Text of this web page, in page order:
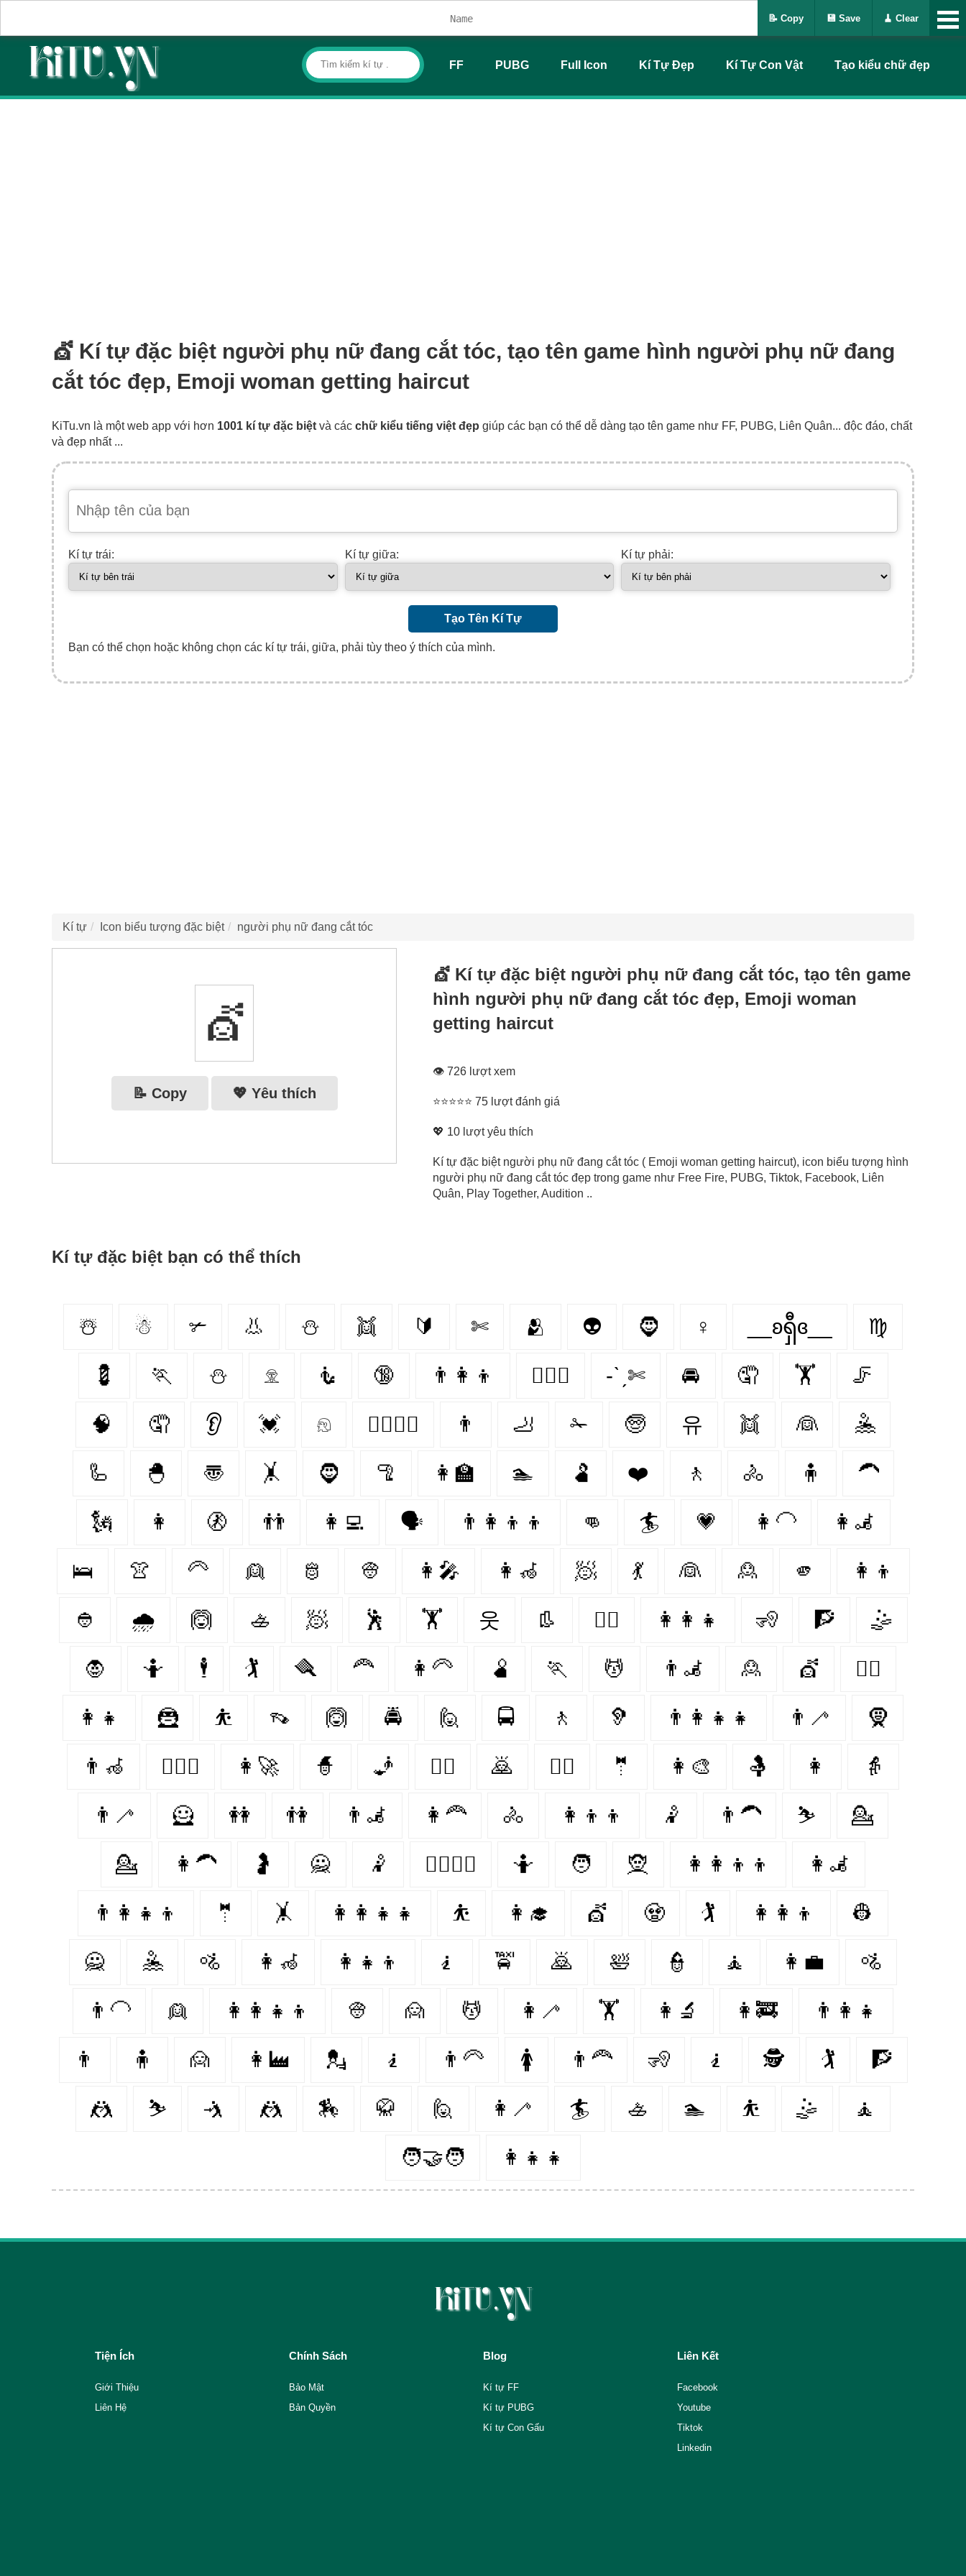
FF PUBG Full Icon Kí Tự Đẹp Kí Tự Con Vật Tạo kiểu chữ đẹp
💇‍ Kí tự đặc biệt người phụ nữ đang cắt tóc, tạo tên game hình người phụ nữ đang
cắt tóc đẹp, Emoji woman getting haircut
KiTu.vn là một web app với hơn 1001 kí tự đặc biệt và các chữ kiểu tiếng việt đẹp giúp các bạn có thể dễ dàng tạo tên game như FF, PUBG, Liên Quân... độc đáo, chất
và đẹp nhất ...
Kí tự trái: Kí tự giữa: Kí tự phải:
Tạo Tên Kí Tự
Bạn có thể chọn hoặc không chọn các kí tự trái, giữa, phải tùy theo ý thích của mình.
Kí tự Icon biểu tượng đặc biệt người phụ nữ đang cắt tóc
💇‍
📝 Copy 💖 Yêu thích
💇‍ Kí tự đặc biệt người phụ nữ đang cắt tóc, tạo tên game
hình người phụ nữ đang cắt tóc đẹp, Emoji woman
getting haircut
👁 726 lượt xem
⭐⭐⭐⭐⭐ 75 lượt đánh giá
💖 10 lượt yêu thích
Kí tự đặc biệt người phụ nữ đang cắt tóc ( Emoji woman getting haircut), icon biểu tượng hình
người phụ nữ đang cắt tóc đẹp trong game như Free Fire, PUBG, Tiktok, Facebook, Liên
Quân, Play Together, Audition ..
Kí tự đặc biệt bạn có thể thích
☃️ ☃ ✃ 👃 ⛄️ 👯‍ 🔰 ✄ 🫂 👽 🧔 ♀ __ʚရှီɞ__ ♍
💈 🏃 ⛄ 𓁷 🧜 🔞 👨‍👩‍👦 👩‍❤️‍👨 -ˋˏ✄ 🚘 🤦‍ 🏋️‍ 🦵
🧠 🤦 👂 💓 𓁶 👩‍❤️‍💋‍👩 👨 🦶 ✁ 🧓 유 👯 👰 🤽
🦾 🐣 〠 🤸 🧔‍ 🦿 👩‍🏫 🏊 🫃 ❤️‍ 🚶 🚴 🧍 🦱
🗽 👩 🚷 👬 👩‍💻 🗣️ 👨‍👩‍👦‍👦 👊 🏄 💗 👩‍🦲 👩‍🦼‍
🛌 👚 🦳 👱 🫅 👳 👩‍🎤 👩‍🦽‍ 🧖‍ 💃 👰‍ 🙎‍ 🫵 👩‍👦
👲 🌧 🙆 🚣 🧖 🕺 🏋 웃 👢 👩‍⚕️ 👩‍👩‍👧 🧏 🧗 🤹
🧛‍ 🤷 🕴 🏌 🪮 🦰 👩‍🦳 🫄 🏃‍ 💆 👨‍🦼‍️ 🙎 💇‍ 🐕‍🦺
👩‍👧 🦹‍ ⛹ 👡 🙆‍ 🚔 🙋 🚍 🚶‍ 🦻 👨‍👩‍👧‍👧 👨‍🦯 🧕
👨‍🦽 👩‍❤️‍👩 👩‍🚀 🧙‍ 🧞‍ 👩‍⚖️ 🙇 👩‍✈️ 🤵‍ 👩‍🎨 🤱 👩‍ 👵
👨‍🦯‍ 🦸‍ 👭 👫 👨‍🦼 👩‍🦰 🚴‍ 👩‍👦‍👦 🤾 👨‍🦱 ⛷️ 💁
💁‍ 👩‍🦱 🤰 🙅 🤾‍ 👩‍❤️‍💋‍👨 🤷‍ 🧑‍ 🧝‍ 👩‍👩‍👦‍👦 👩‍🦼
👨‍👩‍👧‍👦 🤵 🤸‍ 👩‍👩‍👧‍👧 ⛹️ 👩‍🎓 💇 🧟‍ 🏌️‍ 👩‍👩‍👦 👷‍
🙅‍ 🤽‍ 🚵 👩‍🦽 👩‍👧‍👦 🧎 🚖 🙇‍ 🛀 👮‍ 🧘 👩‍💼 🚵‍
👨‍🦲 👱‍ 👩‍👩‍👧‍👦 👳‍ 🙍‍ 💆‍ 👩‍🦯 🏋️ 👩‍🔬 👩‍🚒 👨‍👩‍👧
👨‍ 🧍‍ 🙍 👩‍🏭 💂‍ 🧎‍ 👨‍🦳 🚺 👨‍🦰 🧏‍ 🧎‍️ 🕵️‍️ 🏌️ 🧗‍
🤼‍ ⛷ 🤺 🤼 🏇 🥋 🙋‍ 👩‍🦯️ 🏄‍ 🚣‍ 🏊‍ ⛹️‍ 🤹‍ 🧘‍
🧑‍🤝‍🧑 👩‍👧‍👧
Tiện Ích
Giới Thiệu
Liên Hệ
Chính Sách
Bảo Mật
Bản Quyền
Blog
Kí tự FF
Kí tự PUBG
Kí tự Con Gấu
Liên Kết
Facebook
Youtube
Tiktok
Linkedin
📝 Copy 💾 Save 🧹 Clear